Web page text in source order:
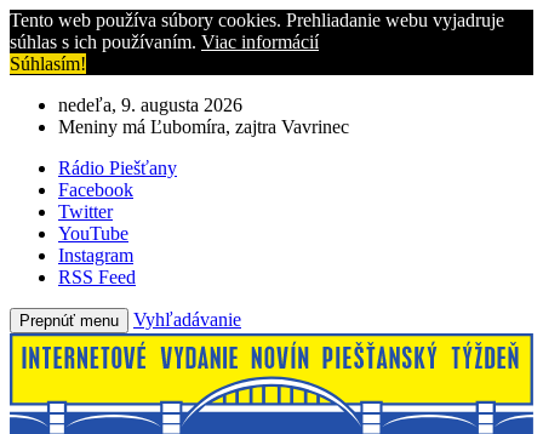
Tento web používa súbory cookies. Prehliadanie webu vyjadruje
súhlas s ich používaním. Viac informácií
Súhlasím!
nedeľa, 9. augusta 2026
Meniny má Ľubomíra, zajtra Vavrinec
Rádio Piešťany
Facebook
Twitter
YouTube
Instagram
RSS Feed
Prepnúť menu Vyhľadávanie